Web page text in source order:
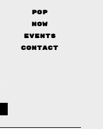
Pop
Now
Events
Contact